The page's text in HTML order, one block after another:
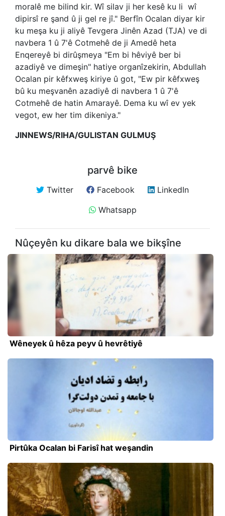
moralê me bilind kir. Wî silav ji her kesê ku li wî
dipirsî re şand û ji gel re jî." Berfîn Ocalan diyar kir
ku meşa ku ji aliyê Tevgera Jinên Azad (TJA) ve di
navbera 1 û 7'ê Cotmehê de ji Amedê heta
Enqereyê bi dirûşmeya "Em bi hêviyê ber bi
azadiyê ve dimeşin" hatiye organîzekirin, Abdullah
Ocalan pir kêfxweş kiriye û got, "Ew pir kêfxweş
bû ku meşvanên azadiyê di navbera 1 û 7'ê
Cotmehê de hatin Amarayê. Dema ku wî ev yek
vegot, ew her tim dikeniya."
JINNEWS/RIHA/GULISTAN GULMUŞ
parvê bike
Twitter Facebook
LinkedIn
Whatsapp
Nûçeyên ku dikare bala we bikşîne
Wêneyek û hêza peyv û hevrêtiyê
Pirtûka Ocalan bi Farisî hat weşandin